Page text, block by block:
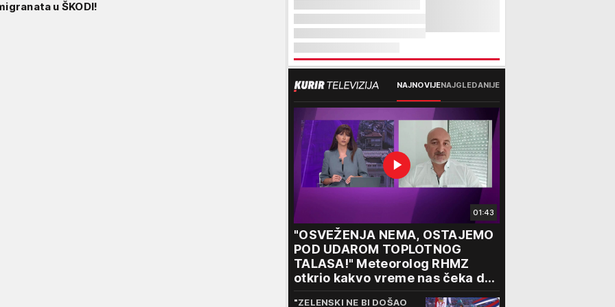
u ŠKODI!
NAJNOVIJENAJGLEDANIJE
01:43
"OSVEŽENJA NEMA, OSTAJEMO
POD UDAROM TOPLOTNOG
TALASA!" Meteorolog RHMZ
otkrio kakvo vreme nas čeka do
kraja avgusta
"ZELENSKI NE BI DOŠAO